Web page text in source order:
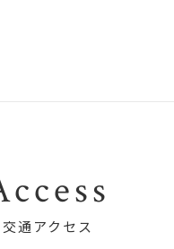
交通アクセス